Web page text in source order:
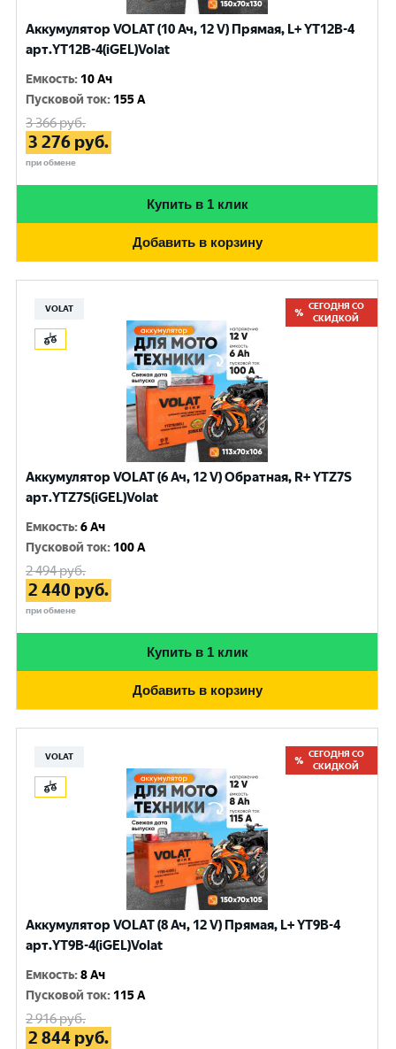
Аккумулятор VOLAT (10 Ач, 12 V) Прямая, L+ YT12B-4
арт.YT12B-4(iGEL)Volat
Емкость: 10 Ач
Пусковой ток: 155 A
3 366руб.
3 276 руб.
при обмене
Купить в 1 клик
Добавить в корзину
VOLAT
СЕГОДНЯ СО
СКИДКОЙ
Аккумулятор VOLAT (6 Ач, 12 V) Обратная, R+ YTZ7S
арт.YTZ7S(iGEL)Volat
Емкость:6 Ач
Пусковой ток: 100 A
2 494руб.
2 440 руб.
при обмене
Купить в 1 клик
Добавить в корзину
VOLAT
СЕГОДНЯ СО
СКИДКОЙ
Аккумулятор VOLAT (8 Ач, 12 V) Прямая, L+ YT9B-4
арт.YT9B-4(iGEL)Volat
Емкость:8 Ач
Пусковой ток: 115 A
2 916руб.
2 844 руб.